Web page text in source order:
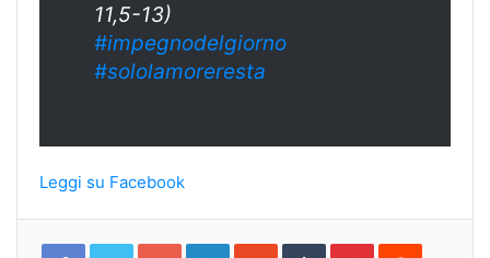
11,5-13)
#impegnodelgiorno
#sololamoreresta
Leggi su Facebook
Google+LinkedInStumbleUpon
TumblrPinterestReddit